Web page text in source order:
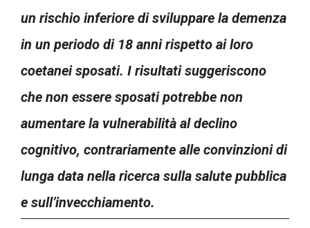
un rischio inferiore di sviluppare la demenza
in un periodo di 18 anni rispetto ai loro
coetanei sposati. I risultati suggeriscono
che non essere sposati potrebbe non
aumentare la vulnerabilità al declino
cognitivo, contrariamente alle convinzioni di
lunga data nella ricerca sulla salute pubblica
e sull’invecchiamento.